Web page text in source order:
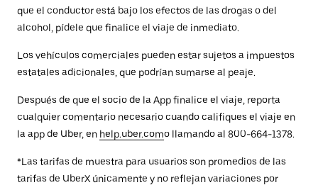
que el conductor está bajo los efectos de las drogas o del
alcohol, pídele que finalice el viaje de inmediato.
Los vehículos comerciales pueden estar sujetos a impuestos
estatales adicionales, que podrían sumarse al peaje.
Después de que el socio de la App finalice el viaje, reporta
cualquier comentario necesario cuando califiques el viaje en
la app de Uber, en help.uber.como llamando al 800-664-1378.
*Las tarifas de muestra para usuarios son promedios de las
tarifas de UberX únicamente y no reflejan variaciones por